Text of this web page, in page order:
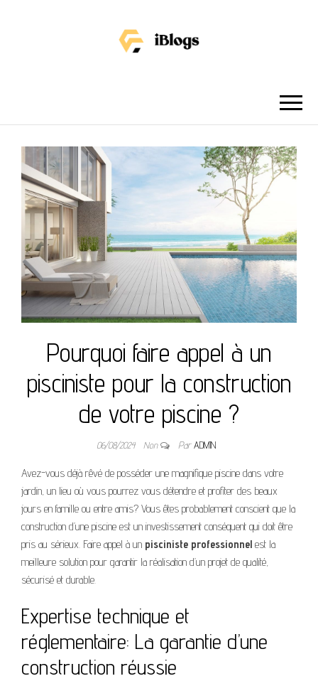
Pourquoi faire appel à un
pisciniste pour la construction
de votre piscine ?
06/08/2024 Non ParADMIN
Avez-vous déjà rêvé de posséder une magnifique piscine dans votre
jardin, un lieu où vous pourrez vous détendre et profiter des beaux
jours en famille ou entre amis? Vous êtes probablement conscient que la
construction d’une piscine est un investissement conséquent qui doit être
pris au sérieux. Faire appel à un pisciniste professionnel est la
meilleure solution pour garantir la réalisation d’un projet de qualité,
sécurisé et durable.
Expertise technique et
réglementaire: La garantie d’une
construction réussie